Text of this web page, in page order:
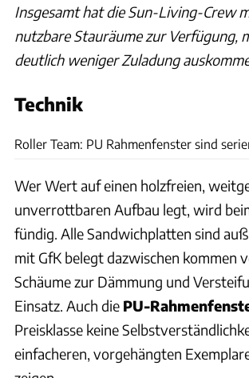
Insgesamt hat die Sun-Living-Crew
nutzbare Stauräume zur Verfügung,
deutlich weniger Zuladung
Technik
Roller Team: PU Rahmenfenster sind
Wer Wert auf einen holzfreien,
unverrottbaren Aufbau legt, wird
fündig. Alle Sandwichplatten sind
mit GfK belegt dazwischen kommen
Schäume zur Dämmung und
Einsatz. Auch die PU-
Preisklasse keine
einfacheren, vorgehängten